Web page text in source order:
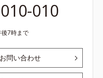
010
7時まで
問い合わせ